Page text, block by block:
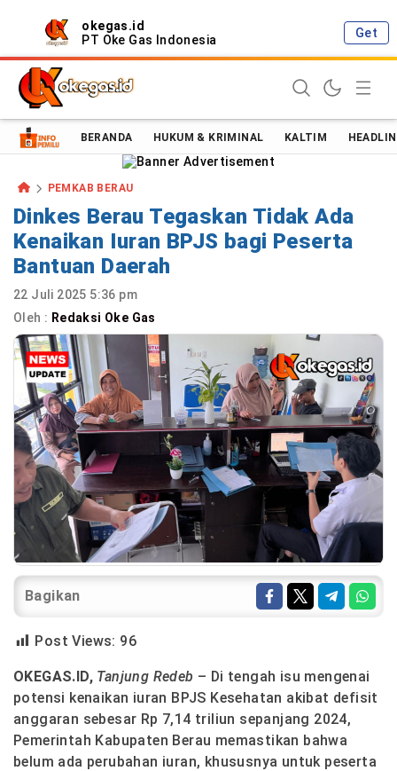
okegas.id
PT Oke Gas Indonesia
Get
Oke Gas Indonesia | Energi Positif Informasi Terkini!
BERANDA HUKUM & KRIMINAL KALTIM
PEMKAB BERAU
Dinkes Berau Tegaskan Tidak Ada
Kenaikan Iuran BPJS bagi Peserta
Bantuan Daerah
22 Juli 2025 5:36 pm
Oleh : Redaksi Oke Gas
Bagikan
Post Views: 96
OKEGAS.ID, Tanjung Redeb – Di tengah isu mengenai
potensi kenaikan iuran BPJS Kesehatan akibat defisit
anggaran sebesar Rp 7,14 triliun sepanjang 2024,
Pemerintah Kabupaten Berau memastikan bahwa
belum ada perubahan iuran, khususnya untuk peserta